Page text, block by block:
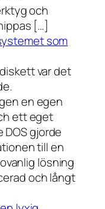
och
[…]
som
var det
en egen
ett eget
gjorde
till en
lösning
och långt